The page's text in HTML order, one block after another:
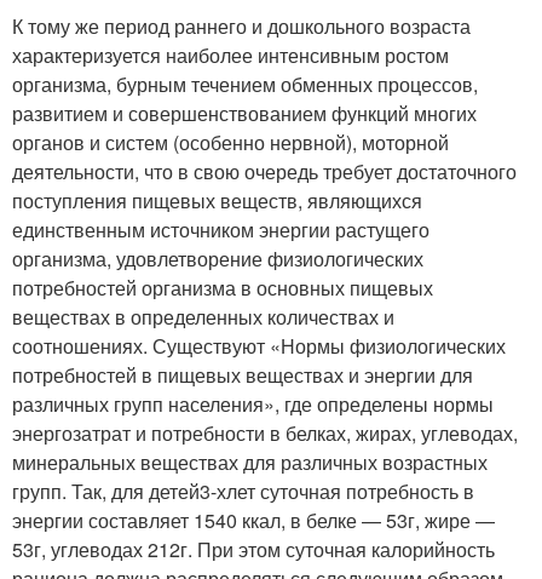
К тому же период раннего и дошкольного возраста
характеризуется наиболее интенсивным ростом
организма, бурным течением обменных процессов,
развитием и совершенствованием функций многих
органов и систем (особенно нервной), моторной
деятельности, что в свою очередь требует достаточного
поступления пищевых веществ, являющихся
единственным источником энергии растущего
организма, удовлетворение физиологических
потребностей организма в основных пищевых
веществах в определенных количествах и
соотношениях. Существуют «Нормы физиологических
потребностей в пищевых веществах и энергии для
различных групп населения», где определены нормы
энергозатрат и потребности в белках, жирах, углеводах,
минеральных веществах для различных возрастных
групп. Так, для детей3-хлет суточная потребность в
энергии составляет 1540 ккал, в белке — 53г, жире —
53г, углеводах 212г. При этом суточная калорийность